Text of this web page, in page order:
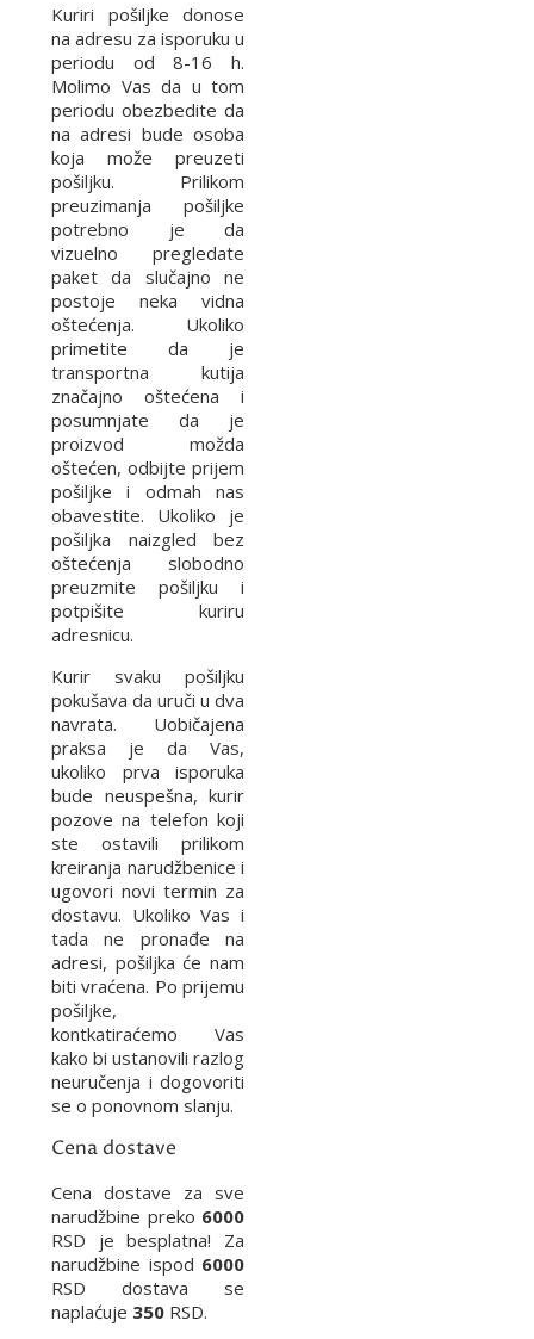
Kuriri pošiljke donose
na adresu za isporuku u
periodu od 8-16 h.
Molimo Vas da u tom
periodu obezbedite da
na adresi bude osoba
koja može preuzeti
pošiljku. Prilikom
preuzimanja pošiljke
potrebno je da
vizuelno pregledate
paket da slučajno ne
postoje neka vidna
oštećenja. Ukoliko
primetite da je
transportna kutija
značajno oštećena i
posumnjate da je
proizvod možda
oštećen, odbijte prijem
pošiljke i odmah nas
obavestite. Ukoliko je
pošiljka naizgled bez
oštećenja slobodno
preuzmite pošiljku i
potpišite kuriru
adresnicu.
Kurir svaku pošiljku
pokušava da uruči u dva
navrata. Uobičajena
praksa je da Vas,
ukoliko prva isporuka
bude neuspešna, kurir
pozove na telefon koji
ste ostavili prilikom
kreiranja narudžbenice i
ugovori novi termin za
dostavu. Ukoliko Vas i
tada ne pronađe na
adresi, pošiljka će nam
biti vraćena. Po prijemu
pošiljke,
kontkatiraćemo Vas
kako bi ustanovili razlog
neuručenja i dogovoriti
se o ponovnom slanju.
Cena dostave
Cena dostave za sve
narudžbine preko 6000
RSD je besplatna! Za
narudžbine ispod 6000
RSD dostava se
naplaćuje 350 RSD.